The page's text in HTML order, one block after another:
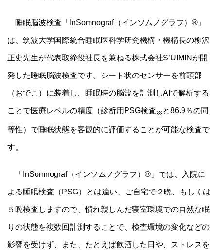
睡眠脳波検査「InSomnograf（インソムノグラフ）®」
は、筑波大学国際統合睡眠医科学研究機構・機構長の柳沢
正史先生が代表取締役社長を兼ねる株式会社S’UIMINが開
発した睡眠脳波検査です。シート状のセンサーを前頭部
（おでこ）に装着し、睡眠時の脳波を計測しAIで解析する
ことで医療レベルの精度（診断用PSG検査 ※ と86.9％の同
等性）で睡眠状態を客観的に評価することが可能な検査で
す。
「InSomnograf（インソムノグラフ）®」では、入院に
よる睡眠検査（PSG）とは違い、ご自宅で２晩、もしくは
５晩検査しますので、慣れ親しんだ寝室環境での自然な眠
りの状態を複数回計測することで、検査環境の変化などの
影響を受けず、また、たとえば飲酒した日や、ストレスを